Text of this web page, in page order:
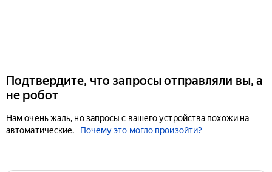
Подтвердите, что запросы отправляли вы, а
не робот
Нам очень жаль, но запросы с вашего устройства похожи на
автоматические.
Почему это могло произойти?